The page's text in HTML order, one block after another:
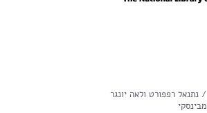
נתנאל רפפורט ולאה יונגר